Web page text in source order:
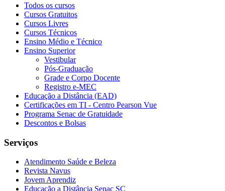
Todos os cursos
Cursos Gratuitos
Cursos Livres
Cursos Técnicos
Ensino Médio e Técnico
Ensino Superior
Vestibular
Pós-Graduação
Grade e Corpo Docente
Registro e-MEC
Educação a Distância (EAD)
Certificações em TI - Centro Pearson Vue
Programa Senac de Gratuidade
Descontos e Bolsas
Serviços
Atendimento Saúde e Beleza
Revista Navus
Jovem Aprendiz
Educação a Distância Senac SC